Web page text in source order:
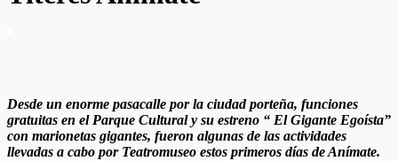
Desde un enorme pasacalle por la ciudad porteña, funciones
gratuitas en el Parque Cultural y su estreno “ El Gigante Egoísta”
con marionetas gigantes, fueron algunas de las actividades
llevadas a cabo por Teatromuseo estos primeros días de Anímate.